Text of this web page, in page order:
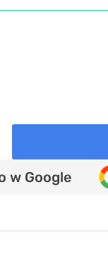
w Google